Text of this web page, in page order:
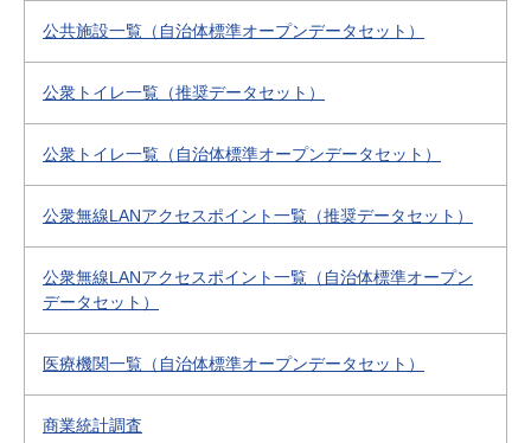
公共施設一覧（自治体標準オープンデータセット）
公衆トイレ一覧（推奨データセット）
公衆トイレ一覧（自治体標準オープンデータセット）
公衆無線LANアクセスポイント一覧（推奨データセット）
公衆無線LANアクセスポイント一覧（自治体標準オープン
データセット）
医療機関一覧（自治体標準オープンデータセット）
商業統計調査